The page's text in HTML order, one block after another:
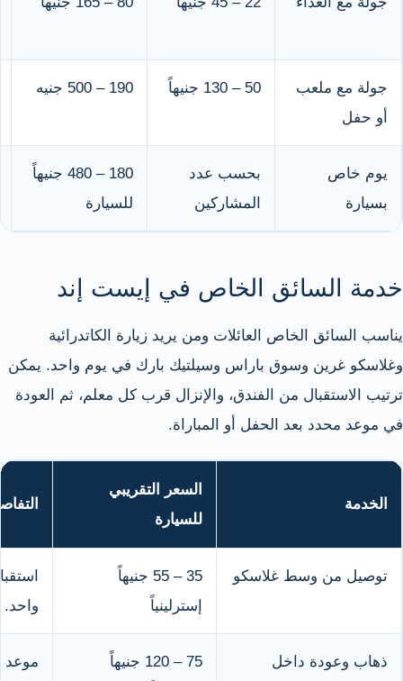
جولة مع ملعب
أو حفل
50 – 130 جنيهاً 190 – 500 جنيه
يوم خاص
بسيارة
بحسب عدد
المشاركين
180 – 480 جنيهاً
للسيارة
خدمة السائق الخاص في إيست إند
يناسب السائق الخاص العائلات ومن يريد زيارة الكاتدرائية
وغلاسكو غرين وسوق باراس وسيلتيك بارك في يوم واحد. يمكن
ترتيب الاستقبال من الفندق، والإنزال قرب كل معلم، ثم العودة
في موعد محدد بعد الحفل أو المباراة.
الخدمة
السعر التقريبي
للسيارة
توصيل من وسط غلاسكو
35 – 55 جنيهاً
إسترلينياً
واحد.
ذهاب وعودة داخل
75 – 120 جنيهاً
موعد